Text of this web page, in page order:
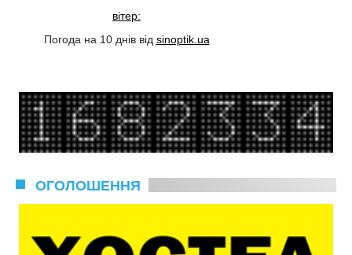
вітер:
Погода на 10 днів від sinoptik.ua
ОГОЛОШЕННЯ